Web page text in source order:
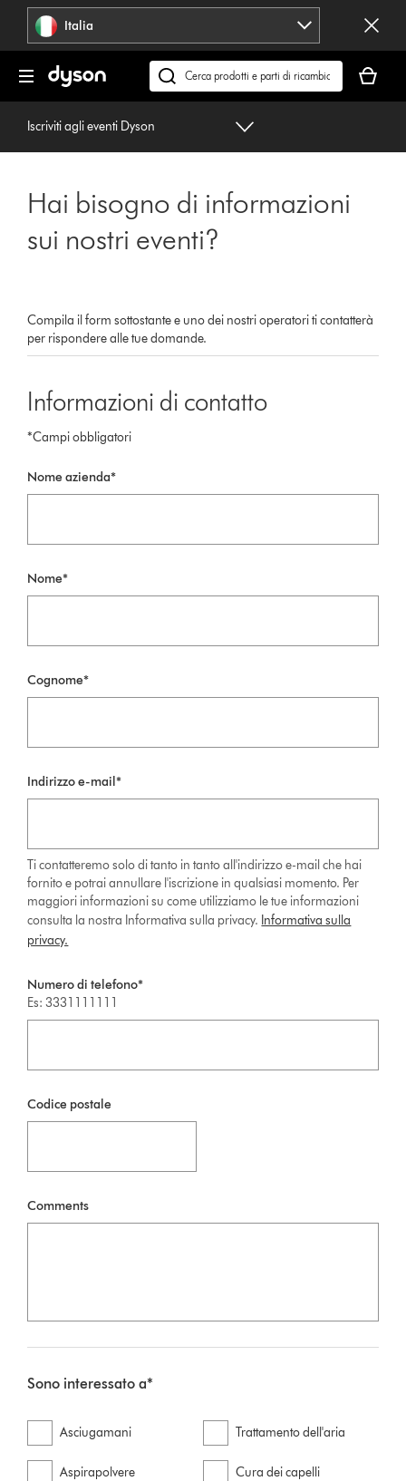
navigazione Italia
Cerca
su
carrello
è
Iscriviti agli eventi Dyson
Hai bisogno di informazioni
sui nostri eventi?
Compila il form sottostante e uno dei nostri operatori ti contatterà
per rispondere alle tue domande.
Informazioni di contatto
*Campi obbligatori
Nome azienda*
Nome*
Cognome*
Indirizzo e-mail*
Ti contatteremo solo di tanto in tanto all'indirizzo e-mail che hai
fornito e potrai annullare l'iscrizione in qualsiasi momento. Per
maggiori informazioni su come utilizziamo le tue informazioni
consulta la nostra Informativa sulla privacy. Informativa sulla
privacy.
Numero di telefono*
Es: 3331111111
Codice postale
Comments
Sono interessato a*
Asciugamani Trattamento dell'aria
Aspirapolvere Cura dei capelli